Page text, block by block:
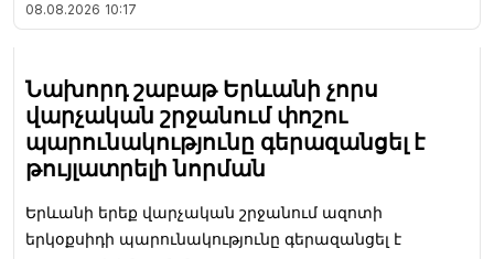
08.08.2026 10:17
Նախորդ շաբաթ Երևանի չորս
վարչական շրջանում փոշու
պարունակությունը գերազանցել է
թույլատրելի նորման
Երևանի երեք վարչական շրջանում ազոտի
երկօքսիդի պարունակությունը գերազանցել է